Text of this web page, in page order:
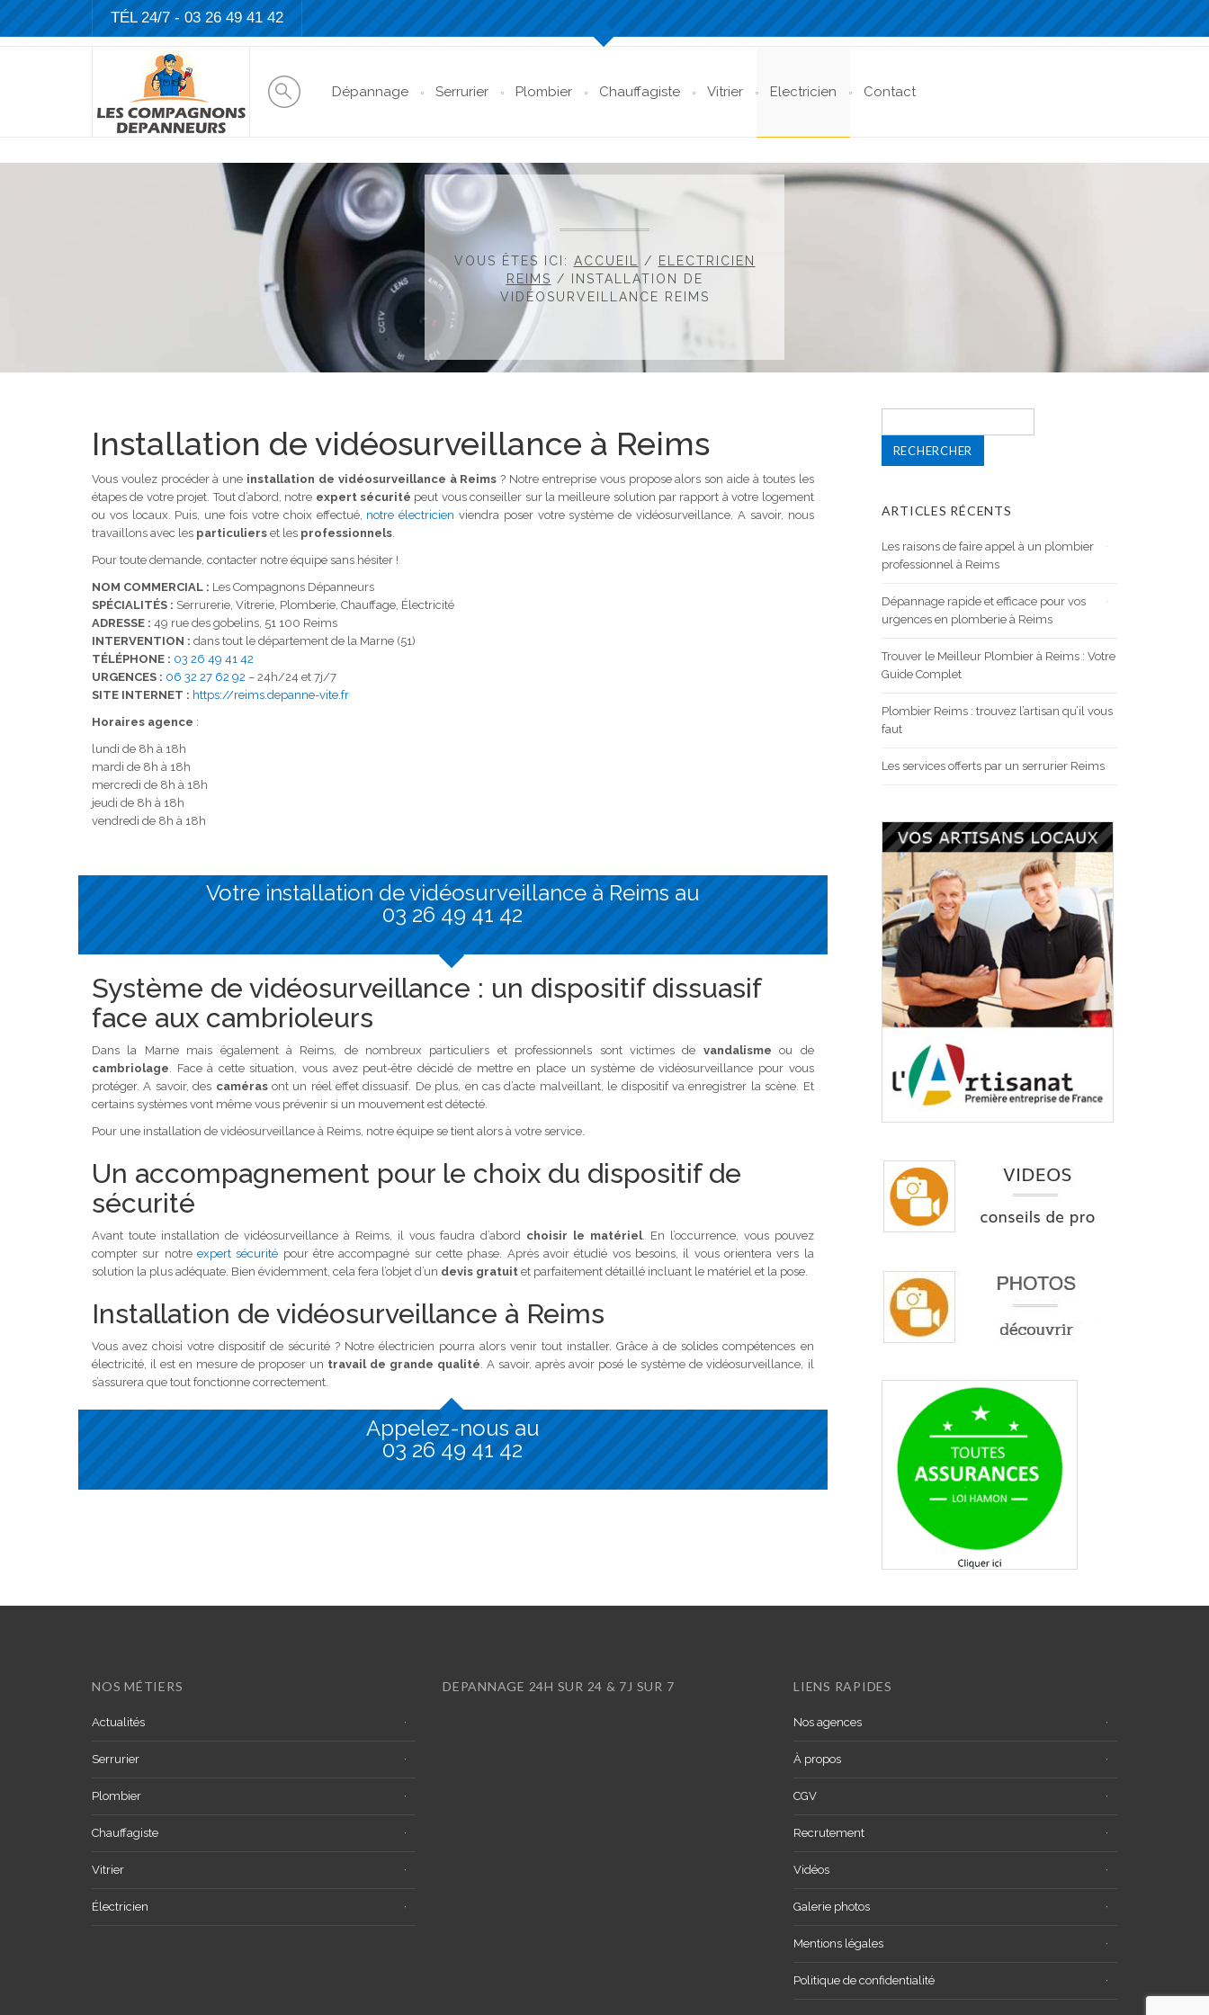
TÉL 24/7 - 03 26 49 41 42
Dépannage Serrurier Plombier Chauffagiste Vitrier Electricien Contact
VOUS ÊTES ICI: ACCUEIL /
ELECTRICIEN
REIMS /
INSTALLATION DE
VIDÉOSURVEILLANCE REIMS
Installation de vidéosurveillance à Reims
Vous voulez procéder à une installation de vidéosurveillance à Reims ? Notre entreprise vous propose alors son aide à toutes les
étapes de votre projet. Tout d’abord, notre expert sécurité peut vous conseiller sur la meilleure solution par rapport à votre logement
ou vos locaux. Puis, une fois votre choix effectué, notre électricien viendra poser votre système de vidéosurveillance. A savoir, nous
travaillons avec les particuliers et les professionnels
Pour toute demande, contacter notre équipe sans hésiter !
NOM COMMERCIAL : Les Compagnons Dépanneurs
SPÉCIALITÉS : Serrurerie, Vitrerie, Plomberie, Chauffage, Électricité
ADRESSE : 49 rue des gobelins, 51 100 Reims
INTERVENTION : dans tout le département de la Marne (51)
TÉLÉPHONE : 03 26 49 41 42
URGENCES : 06 32 27 62 92 – 24h/24 et 7j/7
SITE INTERNET : https://reims.depanne-vite.fr
Horaires agence :
lundi de 8h à 18h
mardi de 8h à 18h
mercredi de 8h à 18h
jeudi de 8h à 18h
vendredi de 8h à 18h
Votre installation de vidéosurveillance à Reims au
03 26 49 41 42
Système de vidéosurveillance : un dispositif dissuasif
face aux cambrioleurs
Dans la Marne mais également à Reims, de nombreux particuliers et professionnels sont victimes de vandalisme ou de
cambriolage . Face à cette situation, vous avez peut-être décidé de mettre en place un système de vidéosurveillance pour vous
protéger. A savoir, des camérasont un réel effet dissuasif. De plus, en cas d’acte malveillant, le dispositif va enregistrer la scène. Et
certains systèmes vont même vous prévenir si un mouvement est détecté.
Pour une installation de vidéosurveillance à Reims, notre équipe se tient alors à votre service.
Un accompagnement pour le choix du dispositif de
sécurité
Avant toute installation de vidéosurveillance à Reims, il vous faudra d’abord choisir le matériel. En l’occurrence, vous pouvez
compter sur notre expert sécurité pour être accompagné sur cette phase. Après avoir étudié vos besoins, il vous orientera vers la
solution la plus adéquate. Bien évidemment, cela fera l’objet d’un devis gratuit et parfaitement détaillé incluant le matériel et la pose.
Installation de vidéosurveillance à Reims
Vous avez choisi votre dispositif de sécurité ? Notre électricien pourra alors venir tout installer. Grâce à de solides compétences en
électricité, il est en mesure de proposer un travail de grande qualité . A savoir, après avoir posé le système de vidéosurveillance, il
s’assurera que tout fonctionne correctement.
Appelez-nous au
03 26 49 41 42
ARTICLES RÉCENTS
Les raisons de faire appel à un plombier
professionnel à Reims
Dépannage rapide et efficace pour vos
urgences en plomberie à Reims
Trouver le Meilleur Plombier à Reims : Votre
Guide Complet
Plombier Reims : trouvez l’artisan qu’il vous
faut
Les services offerts par un serrurier Reims
NOS MÉTIERS
Actualités
Serrurier
Plombier
Chauffagiste
Vitrier
Électricien
DEPANNAGE 24H SUR 24 & 7J SUR 7 LIENS RAPIDES
Nos agences
À propos
CGV
Recrutement
Vidéos
Galerie photos
Mentions légales
Politique de confidentialité